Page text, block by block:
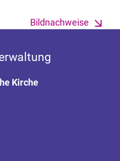
Bildnachweise
Kirche